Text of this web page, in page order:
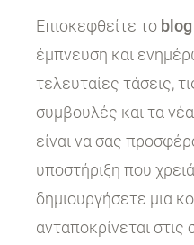
Επισκεφθείτε το blog
έμπνευση και
τελευταίες τάσεις,
συμβουλές και τα
είναι να σας
υποστήριξη που
δημιουργήσετε μια
ανταποκρίνεται στις